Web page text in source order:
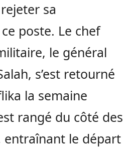
sa
poste. Le chef
le général
s’est retourné
la semaine
rangé du côté des
entraînant le départ